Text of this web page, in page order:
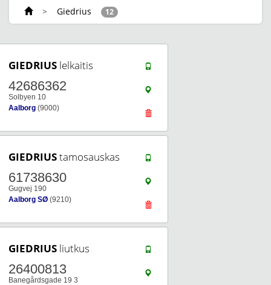
> Giedrius 12
GIEDRIUS lelkaitis
42686362
Solbyen 10
Aalborg (9000)
GIEDRIUStamosauskas
61738630
Gugvej 190
Aalborg SØ (9210)
GIEDRIUS liutkus
26400813
Banegårdsgade 19 3